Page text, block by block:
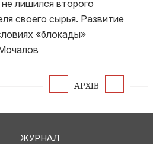
лишился второго
своего сырья. Развитие
«блокады»
АРХІВ
ЖУРНАЛ